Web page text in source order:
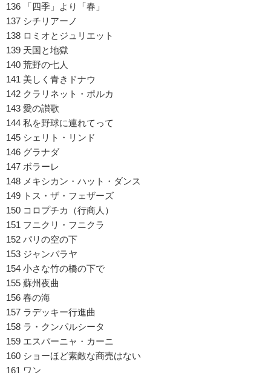
136 「四季」より「春」
137 シチリアーノ
138 ロミオとジュリエット
139 天国と地獄
140 荒野の七人
141 美しく青きドナウ
142 クラリネット・ポルカ
143 愛の讃歌
144 私を野球に連れてって
145 シェリト・リンド
146 グラナダ
147 ボラーレ
148 メキシカン・ハット・ダンス
149 トス・ザ・フェザーズ
150 コロプチカ（行商人）
151 フニクリ・フニクラ
152 パリの空の下
153 ジャンバラヤ
154 小さな竹の橋の下で
155 蘇州夜曲
156 春の海
157 ラデッキー行進曲
158 ラ・クンパルシータ
159 エスパーニャ・カーニ
160 ショーほど素敵な商売はない
161 ワン